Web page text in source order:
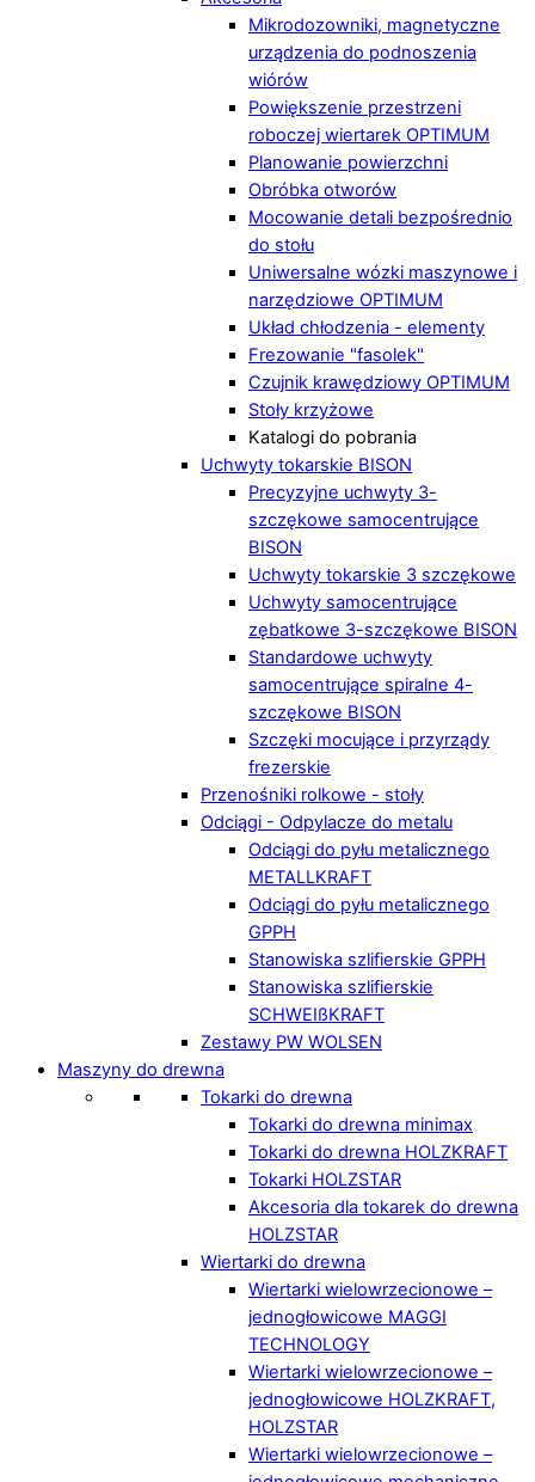
Mikrodozowniki, magnetyczne
urządzenia do podnoszenia
wiórów
Powiększenie przestrzeni
roboczej wiertarek OPTIMUM
Planowanie powierzchni
Obróbka otworów
Mocowanie detali bezpośrednio
do stołu
Uniwersalne wózki maszynowe i
narzędziowe OPTIMUM
Układ chłodzenia - elementy
Frezowanie "fasolek"
Czujnik krawędziowy OPTIMUM
Stoły krzyżowe
Katalogi do pobrania
Uchwyty tokarskie BISON
Precyzyjne uchwyty 3-
szczękowe samocentrujące
BISON
Uchwyty tokarskie 3 szczękowe
Uchwyty samocentrujące
zębatkowe 3-szczękowe BISON
Standardowe uchwyty
samocentrujące spiralne 4-
szczękowe BISON
Szczęki mocujące i przyrządy
frezerskie
Przenośniki rolkowe - stoły
Odciągi - Odpylacze do metalu
Odciągi do pyłu metalicznego
METALLKRAFT
Odciągi do pyłu metalicznego
GPPH
Stanowiska szlifierskie GPPH
Stanowiska szlifierskie
SCHWEIßKRAFT
Zestawy PW WOLSEN
Maszyny do drewna
Tokarki do drewna
Tokarki do drewna minimax
Tokarki do drewna HOLZKRAFT
Tokarki HOLZSTAR
Akcesoria dla tokarek do drewna
HOLZSTAR
Wiertarki do drewna
Wiertarki wielowrzecionowe –
jednogłowicowe MAGGI
TECHNOLOGY
Wiertarki wielowrzecionowe –
jednogłowicowe HOLZKRAFT,
HOLZSTAR
Wiertarki wielowrzecionowe –